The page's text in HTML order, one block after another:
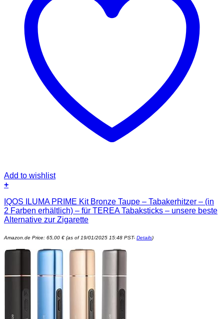
Add to wishlist
+
IQOS ILUMA PRIME Kit Bronze Taupe – Tabakerhitzer – (in
2 Farben erhältlich) – für TEREA Tabaksticks – unsere beste
Alternative zur Zigarette
Amazon.de Price: 65,00 € (as of 19/01/2025 15:48 PST- Details)